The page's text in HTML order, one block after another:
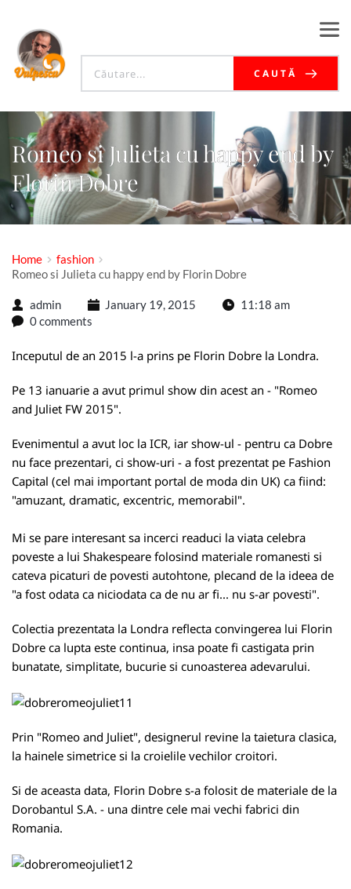
CAUTĂ
Romeo si Julieta cu happy end by
Florin Dobre
Home
fashion
Romeo si Julieta cu happy end by Florin Dobre
admin January 19, 2015
11:18 am
0 comments
Inceputul de an 2015 l-a prins pe Florin Dobre la Londra.
Pe 13 ianuarie a avut primul show din acest an - "Romeo
and Juliet FW 2015".
Evenimentul a avut loc la ICR, iar show-ul - pentru ca Dobre
nu face prezentari, ci show-uri - a fost prezentat pe Fashion
Capital (cel mai important portal de moda din UK) ca fiind:
"amuzant, dramatic, excentric, memorabil".
Mi se pare interesant sa incerci readuci la viata celebra
poveste a lui Shakespeare folosind materiale romanesti si
cateva picaturi de povesti autohtone, plecand de la ideea de
"a fost odata ca niciodata ca de nu ar fi... nu s-ar povesti".
Colectia prezentata la Londra reflecta convingerea lui Florin
Dobre ca lupta este continua, insa poate fi castigata prin
bunatate, simplitate, bucurie si cunoasterea adevarului.
Prin "Romeo and Juliet", designerul revine la taietura clasica,
la hainele simetrice si la croielile vechilor croitori.
Si de aceasta data, Florin Dobre s-a folosit de materiale de la
Dorobantul S.A. - una dintre cele mai vechi fabrici din
Romania.